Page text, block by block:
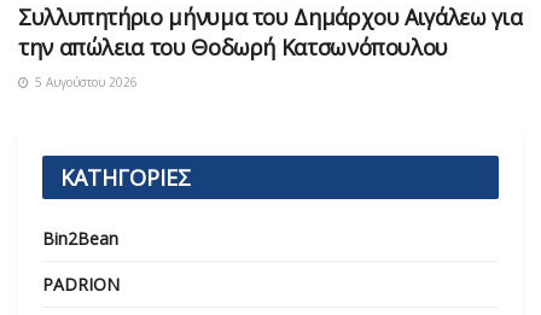
Συλλυπητήριο μήνυμα του Δημάρχου Αιγάλεω για
την απώλεια του Θοδωρή Κατσωνόπουλου
5 Αυγούστου 2026
ΚΑΤΗΓΟΡΙΕΣ
Bin2Bean
PADRION